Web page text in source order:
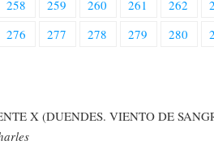
258 259 260 261 262
276 277 278 279 280
X (DUENDES. VIENTO DE